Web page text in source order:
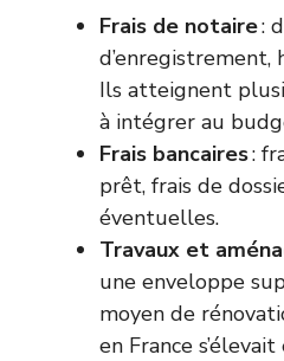
Frais de notaire:
d’enregistrement,
Ils atteignent
à intégrer au
Frais bancaires:
prêt, frais de
éventuelles.
Travaux et
une enveloppe
moyen de
en France